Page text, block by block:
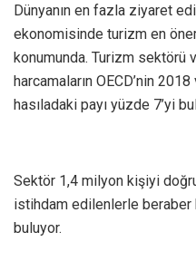
Dünyanın en fazla ziyaret
ekonomisinde turizm en
konumunda. Turizm sektörü
harcamaların OECD’nin
hasıladaki payı yüzde 7’yi
Sektör 1,4 milyon kişiyi
istihdam edilenlerle
buluyor.